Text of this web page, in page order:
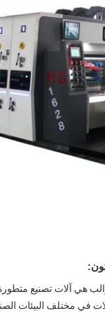
هي آلات تصنيع
في مختلف البيئات